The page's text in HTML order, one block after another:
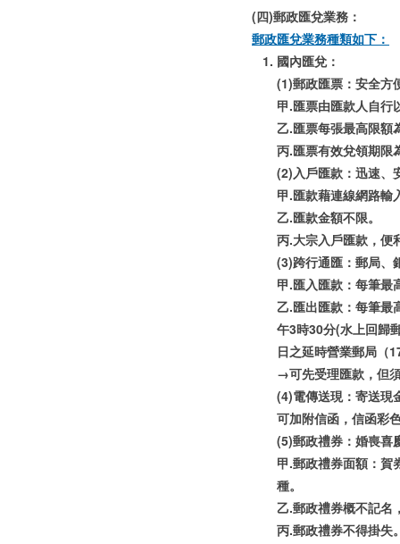
(四)郵政匯兌業務：
郵政匯兌業務種類如下：
國內匯兌：
(1)郵政匯票：安全方
甲.匯票由匯款人自行
乙.匯票每張最高限額
丙.匯票有效兌領期限
(2)入戶匯款：迅速、
甲.匯款藉連線網路輸
乙.匯款金額不限。
丙.大宗入戶匯款，便
(3)跨行通匯：郵局、
甲.匯入匯款：每筆最
乙.匯出匯款：每筆
午3時30分(水上回歸
日之延時營業郵局（
→可先受理匯款，但
(4)電傳送現：寄送現
可加附信函，信函彩
(5)郵政禮券：婚喪喜
甲.郵政禮券面額：
種。
乙.郵政禮券概不記名
丙.郵政禮券不得掛失